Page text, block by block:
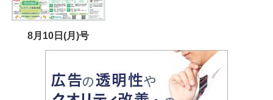
8月10日(月)号